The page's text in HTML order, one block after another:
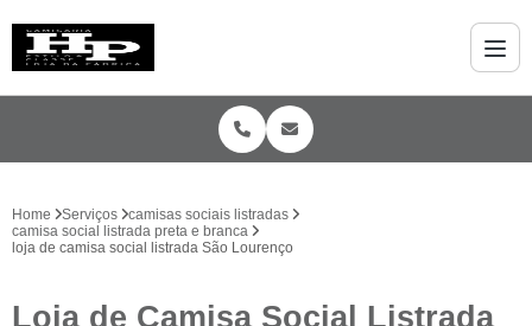
Home Serviços
camisas sociais listradas
camisa social listrada preta e branca
loja de camisa social listrada São Lourenço
Loja de Camisa Social Listrada